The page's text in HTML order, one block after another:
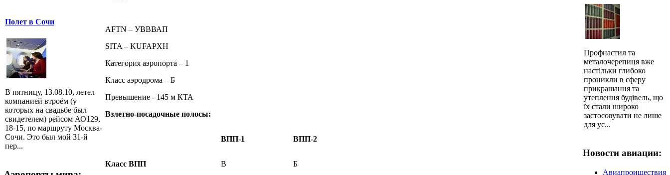
Полет в Сочи
В пятницу, 13.08.10, летел
компанией втроём (у
которых на свадьбе был
свидетелем) рейсом АО129,
18-15, по маршруту Москва-
Сочи. Это был мой 31-й
пер...
AFTN – УВВВАП
SITA – KUFAPXH
Категория аэропорта – 1
Класс аэродрома – Б
Превышение - 145 м КТА
Взлетно-посадочные полосы:
ВПП-1 ВПП-2
Класс ВПП В Б
Профнастил та
металочерепиця вже
настільки глибоко
проникли в сферу
прикрашання та
утеплення будівель, що
їх стали широко
застосовувати не лише
для ус...
Новости авиации:
Авиапроишествия